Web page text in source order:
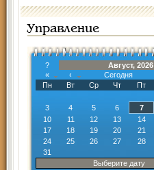
Управление
?
Август, 2026
«
‹ Сегодня
Пн
Вт Ср Чт Пт
3
4 5 6 7
10
11 12 13 14
17
18 19 20 21
24
25 26 27 28
31
Выберите дату